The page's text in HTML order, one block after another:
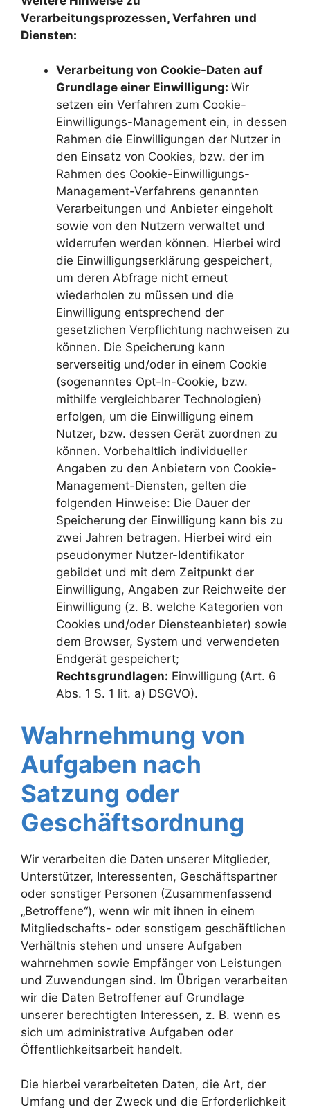
Verarbeitungsprozessen, Verfahren und
Diensten:
Verarbeitung von Cookie-Daten auf
Grundlage einer Einwilligung: Wir
setzen ein Verfahren zum Cookie-
Einwilligungs-Management ein, in dessen
Rahmen die Einwilligungen der Nutzer in
den Einsatz von Cookies, bzw. der im
Rahmen des Cookie-Einwilligungs-
Management-Verfahrens genannten
Verarbeitungen und Anbieter eingeholt
sowie von den Nutzern verwaltet und
widerrufen werden können. Hierbei wird
die Einwilligungserklärung gespeichert,
um deren Abfrage nicht erneut
wiederholen zu müssen und die
Einwilligung entsprechend der
gesetzlichen Verpflichtung nachweisen zu
können. Die Speicherung kann
serverseitig und/oder in einem Cookie
(sogenanntes Opt-In-Cookie, bzw.
mithilfe vergleichbarer Technologien)
erfolgen, um die Einwilligung einem
Nutzer, bzw. dessen Gerät zuordnen zu
können. Vorbehaltlich individueller
Angaben zu den Anbietern von Cookie-
Management-Diensten, gelten die
folgenden Hinweise: Die Dauer der
Speicherung der Einwilligung kann bis zu
zwei Jahren betragen. Hierbei wird ein
pseudonymer Nutzer-Identifikator
gebildet und mit dem Zeitpunkt der
Einwilligung, Angaben zur Reichweite der
Einwilligung (z. B. welche Kategorien von
Cookies und/oder Diensteanbieter) sowie
dem Browser, System und verwendeten
Endgerät gespeichert;
Rechtsgrundlagen: Einwilligung (Art. 6
Abs. 1 S. 1 lit. a) DSGVO).
Wahrnehmung von
Aufgaben nach
Satzung oder
Geschäftsordnung
Wir verarbeiten die Daten unserer Mitglieder,
Unterstützer, Interessenten, Geschäftspartner
oder sonstiger Personen (Zusammenfassend
„Betroffene“), wenn wir mit ihnen in einem
Mitgliedschafts- oder sonstigem geschäftlichen
Verhältnis stehen und unsere Aufgaben
wahrnehmen sowie Empfänger von Leistungen
und Zuwendungen sind. Im Übrigen verarbeiten
wir die Daten Betroffener auf Grundlage
unserer berechtigten Interessen, z. B. wenn es
sich um administrative Aufgaben oder
Öffentlichkeitsarbeit handelt.
Die hierbei verarbeiteten Daten, die Art, der
Umfang und der Zweck und die Erforderlichkeit